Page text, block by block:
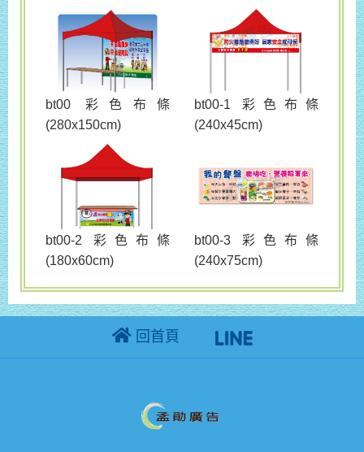
bt00 彩色布條
(280x150cm)
bt00-1 彩色布條
(240x45cm)
bt00-2 彩色布條
(180x60cm)
bt00-3 彩色布條
(240x75cm)
回首頁